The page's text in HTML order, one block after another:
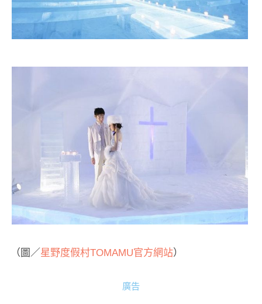
（圖／星野度假村TOMAMU官方網站）
廣告